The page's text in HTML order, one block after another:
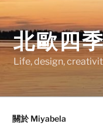
北歐四
Life, design,
關於 Miyabela